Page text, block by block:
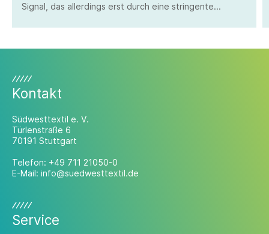
Signal, das allerdings erst durch eine stringente
Kontakt
Südwesttextil e. V.
Türlenstraße 6
70191 Stuttgart
Telefon: +49 711 21050-0
E-Mail: info@suedwesttextil.de
Service